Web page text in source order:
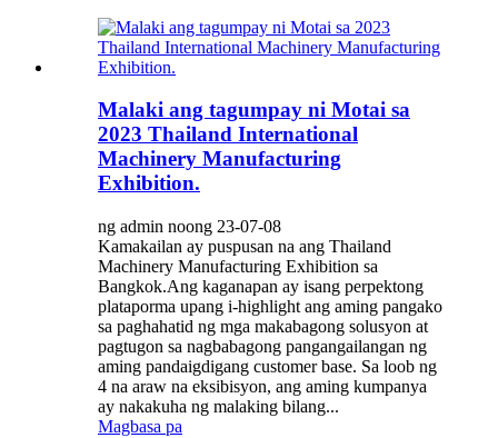
Malaki ang tagumpay ni Motai sa
2023 Thailand International
Machinery Manufacturing
Exhibition.
ng admin noong 23-07-08
Kamakailan ay puspusan na ang Thailand
Machinery Manufacturing Exhibition sa
Bangkok.Ang kaganapan ay isang perpektong
plataporma upang i-highlight ang aming pangako
sa paghahatid ng mga makabagong solusyon at
pagtugon sa nagbabagong pangangailangan ng
aming pandaigdigang customer base. Sa loob ng
4 na araw na eksibisyon, ang aming kumpanya
ay nakakuha ng malaking bilang...
Magbasa pa